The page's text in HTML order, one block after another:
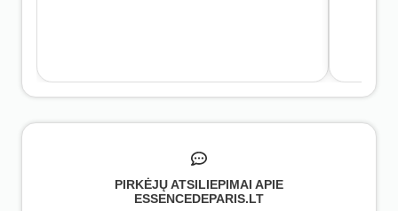
PIRKĖJŲ ATSILIEPIMAI APIE
ESSENCEDEPARIS.LT